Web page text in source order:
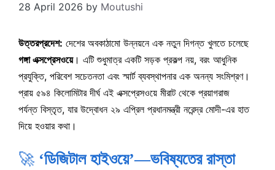
28 April 2026 by Moutushi
উত্তরপ্রদেশ: দেশের অবকাঠামো উন্নয়নে এক নতুন দিগন্ত খুলতে চলেছে
গঙ্গা এক্সপ্রেসওয়ে। এটি শুধুমাত্র একটি সড়ক প্রকল্প নয়, বরং আধুনিক
প্রযুক্তি, পরিবেশ সচেতনতা এবং স্মার্ট ব্যবস্থাপনার এক অনন্য সংমিশ্রণ।
প্রায় ৫৯৪ কিলোমিটার দীর্ঘ এই এক্সপ্রেসওয়ে মীরাট থেকে প্রয়াগরাজ
পর্যন্ত বিস্তৃত, যার উদ্বোধন ২৯ এপ্রিল প্রধানমন্ত্রী নরেন্দ্র মোদী-এর হাত
দিয়ে হওয়ার কথা।
🚀 ‘ডিজিটাল হাইওয়ে’—ভবিষ্যতের রাস্তা